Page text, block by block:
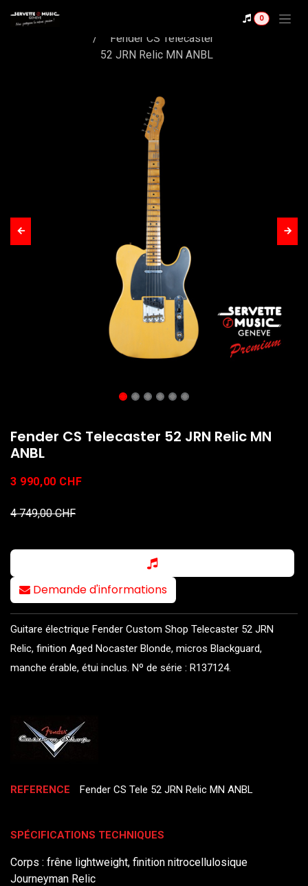
0
Fender CS Telecaster
52 JRN Relic MN ANBL
Fender CS Telecaster 52 JRN Relic MN
ANBL
3 990,00 CHF
4 749,00CHF
Demande d'informations
Guitare électrique Fender Custom Shop Telecaster 52 JRN
Relic, finition Aged Nocaster Blonde, micros Blackguard,
manche érable, étui inclus. Nº de série : R137124.
REFERENCE Fender CS Tele 52 JRN Relic MN ANBL
SPÉCIFICATIONS TECHNIQUES
Corps : frêne lightweight, finition nitrocellulosique
Journeyman Relic